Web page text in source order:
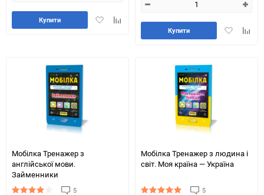
ДодатиДодайте
Купити
Додати
Купити
Мобілка Тренажер з
англійської мови.
Займенники
5
Мобілка Тренажер з людина і
світ. Моя країна — Україна
5